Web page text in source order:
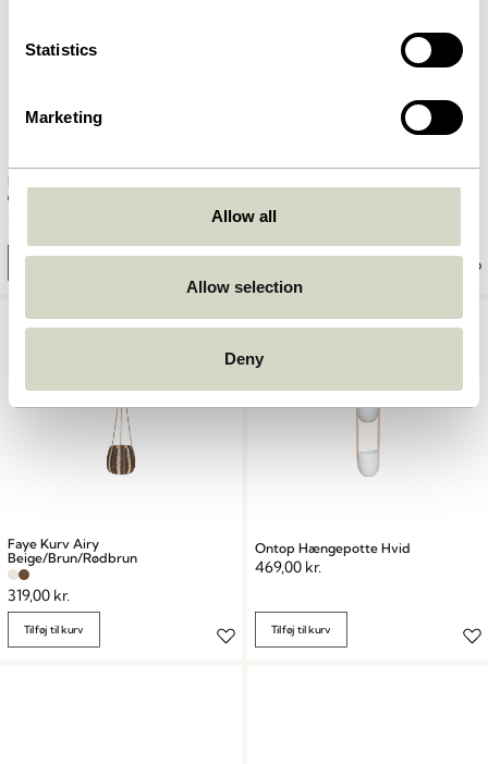
Statistics
Marketing
Allow all
Allow selection
Deny
Flora Vandkande Mørkegrøn
329,00
Tilføj til kurv
Grøn/Ravfarve
329,00
Faye Kurv Airy
Beige/Brun/Rødbrun
319,00 kr.
Tilføj til kurv
Ontop Hængepotte Hvid
469,00 kr.
Tilføj til kurv